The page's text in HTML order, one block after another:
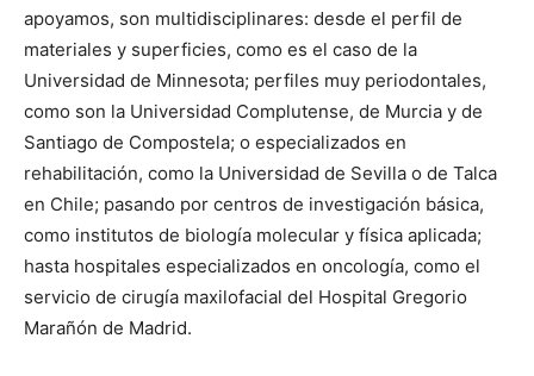
apoyamos, son multidisciplinares: desde el perfil de
materiales y superficies, como es el caso de la
Universidad de Minnesota; perfiles muy periodontales,
como son la Universidad Complutense, de Murcia y de
Santiago de Compostela; o especializados en
rehabilitación, como la Universidad de Sevilla o de Talca
en Chile; pasando por centros de investigación básica,
como institutos de biología molecular y física aplicada;
hasta hospitales especializados en oncología, como el
servicio de cirugía maxilofacial del Hospital Gregorio
Marañón de Madrid.